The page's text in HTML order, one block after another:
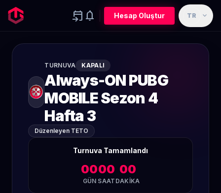
event_upcoming notifications Hesap Oluştur TR expand_more
TURNUVA KAPALI
Always-ON PUBG
MOBILE Sezon 4
Hafta 3
Düzenleyen TETO
Turnuva Tamamlandı
00
GÜN
00
SAAT
00
DAKIKA